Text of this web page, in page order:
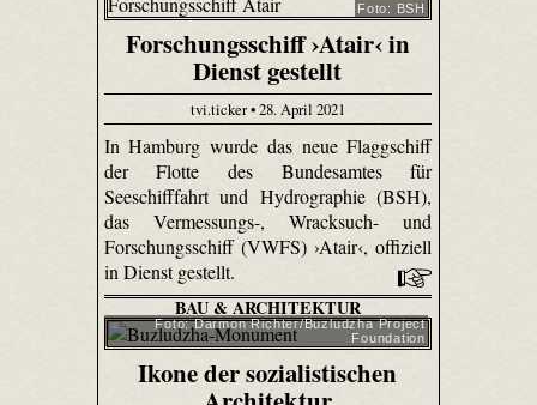
Foto: BSH
Forschungsschiff ›Atair‹ in
Dienst gestellt
tvi.ticker • 28. April 2021
In Hamburg wurde das neue Flaggschiff
der Flotte des Bundesamtes für
Seeschifffahrt und Hydrographie (BSH),
das Vermessungs-, Wracksuch- und
Forschungsschiff (VWFS) ›Atair‹, offiziell
in Dienst gestellt.
BAU & ARCHITEKTUR
Foto: Darmon Richter/Buzludzha Project
Foundation
Ikone der sozialistischen